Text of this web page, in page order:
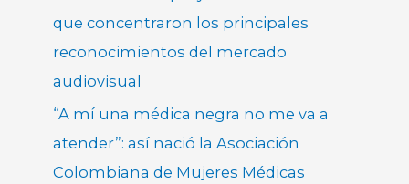
que concentraron los principales
reconocimientos del mercado
audiovisual
“A mí una médica negra no me va a
atender”: así nació la Asociación
Colombiana de Mujeres Médicas